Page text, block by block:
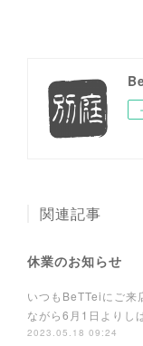
関連記事
休業のお知らせ
いつもBeTTeiにご来
ながら6月1日よりし
2023.05.18 09:24